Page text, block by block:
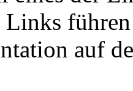
Links
auf